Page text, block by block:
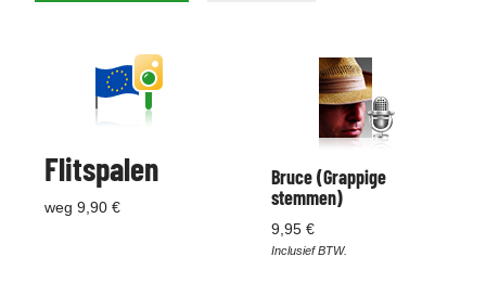
Flitspalen
weg 9,90 €
Bruce (Grappige
stemmen)
9,95 €
Inclusief BTW.